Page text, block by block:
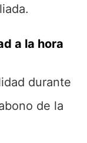
a la hora
durante
de la